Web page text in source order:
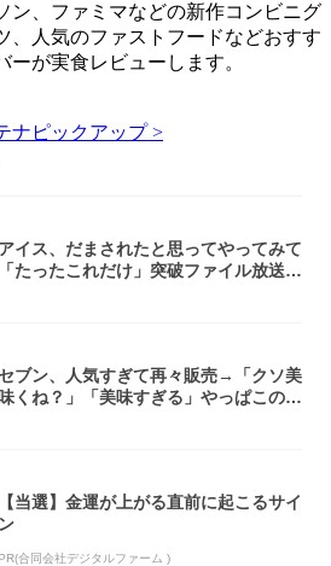
ン、ファミマなどの新作コンビニグ
、人気のファストフードなどおすす
が実食レビューします。
ナピックアップ >
アイス、だまされたと思ってやってみて
「たったこれだけ」突破ファイル放送で
ブン、人気すぎて再々販売→「クソ美
味くね？」「美味すぎる」やっぱこのク
【当選】金運が上がる直前に起こるサイ
ン
PR(合同会社デジタルファーム )